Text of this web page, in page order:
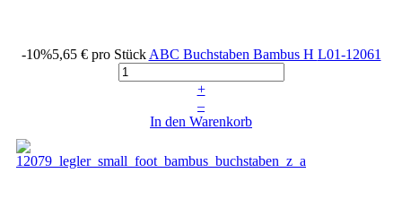
-10%5,65 € pro Stück ABC Buchstaben Bambus H L01-12061
+
–
In den Warenkorb